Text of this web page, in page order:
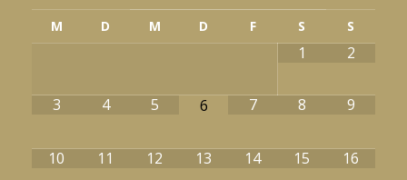
M D M D F S S
1 2
3 4 5 6 7 8 9
10 11 12 13 14 15 16